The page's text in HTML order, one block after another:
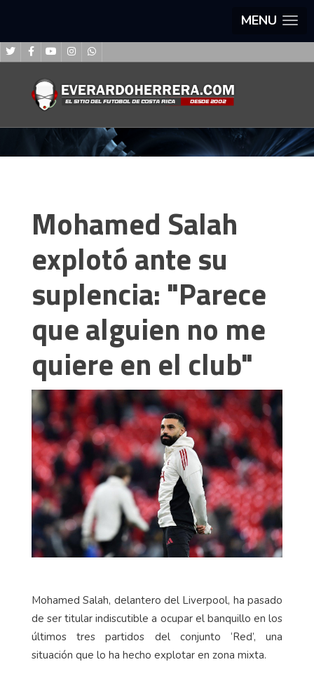
MENU
Mohamed Salah
explotó ante su
suplencia: "Parece
que alguien no me
quiere en el club"
Mohamed Salah, delantero del Liverpool, ha pasado
de ser titular indiscutible a ocupar el banquillo en los
últimos tres partidos del conjunto ‘Red’, una
situación que lo ha hecho explotar en zona mixta.